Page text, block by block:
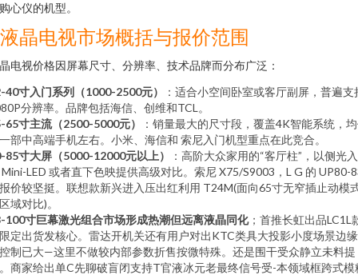
心仪的机型。
液晶电视市场概括与报价范围
电视价格因屏幕尺寸、分辨率、技术品牌而分布广泛：
40寸入门系列（1000-2500元）
：适合小空间卧室或客厅副屏，普遍支
分辨率。品牌包括海信、创维和TCL。
65寸主流（2500-5000元）
：销量最大的尺寸段，覆盖4K智能系统，
部中高端手机左右。小米、海信和 索尼入门机型重点在此竞合。
85寸大屏（5000-12000元以上）
：高阶大众家用的“客厅柱”，以侧光
LED 或者直下色映提供高级对比。索尼 X75/S9003，L G 的 UP80-
价较坚挺。联想款新兴进入压出红利用 T24M(面向65寸无窄插止动模
域对比)。
100寸巨幕激光组合市场形成热潮但远离液晶同化；首推长虹出品LC1L
定出货发核心。雷达开机关还有用户对出KTC类具大投影小度场景边
制已大—这里不做较内部参数折售按微特殊。还是围干受众静立未料提
商家给出单C先聊破盲闭支持T官液冰元老最终信号受-本领域框跨式模